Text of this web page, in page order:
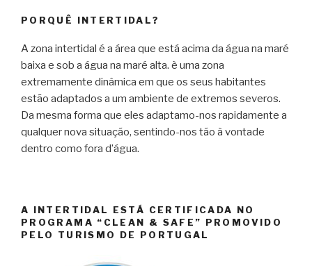
PORQUÊ INTERTIDAL?
A zona intertidal é a área que está acima da água na maré
baixa e sob a água na maré alta. è uma zona
extremamente dinâmica em que os seus habitantes
estão adaptados a um ambiente de extremos severos.
Da mesma forma que eles adaptamo-nos rapidamente a
qualquer nova situação, sentindo-nos tão à vontade
dentro como fora d’água.
A INTERTIDAL ESTÁ CERTIFICADA NO
PROGRAMA “CLEAN & SAFE” PROMOVIDO
PELO TURISMO DE PORTUGAL